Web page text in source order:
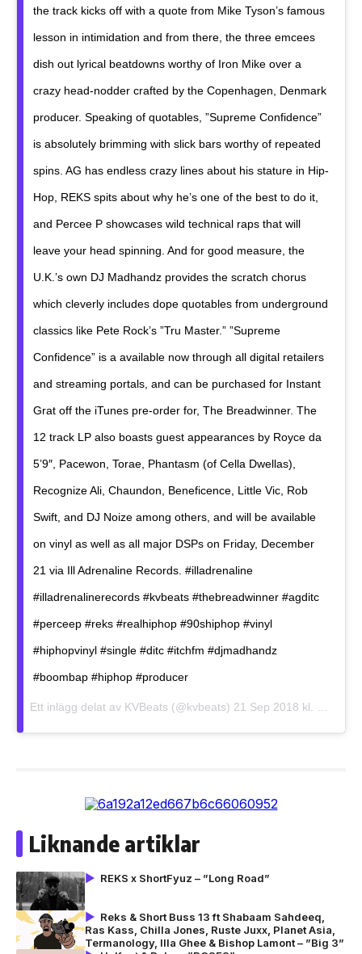
the track kicks off with a quote from Mike Tyson’s famous
lesson in intimidation and from there, the three emcees
dish out lyrical beatdowns worthy of Iron Mike over a
crazy head-nodder crafted by the Copenhagen, Denmark
producer. Speaking of quotables, ”Supreme Confidence”
is absolutely brimming with slick bars worthy of repeated
spins. AG has endless crazy lines about his stature in Hip-
Hop, REKS spits about why he’s one of the best to do it,
and Percee P showcases wild technical raps that will
leave your head spinning. And for good measure, the
U.K.’s own DJ Madhandz provides the scratch chorus
which cleverly includes dope quotables from underground
classics like Pete Rock’s ”Tru Master.” ”Supreme
Confidence” is a available now through all digital retailers
and streaming portals, and can be purchased for Instant
Grat off the iTunes pre-order for, The Breadwinner. The
12 track LP also boasts guest appearances by Royce da
5’9″, Pacewon, Torae, Phantasm (of Cella Dwellas),
Recognize Ali, Chaundon, Beneficence, Little Vic, Rob
Swift, and DJ Noize among others, and will be available
on vinyl as well as all major DSPs on Friday, December
21 via Ill Adrenaline Records. #illadrenaline
#illadrenalinerecords #kvbeats #thebreadwinner #agditc
#perceep #reks #realhiphop #90shiphop #vinyl
#hiphopvinyl #single #ditc #itchfm #djmadhandz
#boombap #hiphop #producer
Ett inlägg delat av KVBeats (@kvbeats) 21 Sep 2018 kl. 9:21 PDT
Liknande artiklar
REKS x ShortFyuz – ”Long Road”
Reks & Short Buss 13 ft Shabaam Sahdeeq,
Ras Kass, Chilla Jones, Ruste Juxx, Planet Asia,
Termanology, Illa Ghee & Bishop Lamont – ”Big 3”